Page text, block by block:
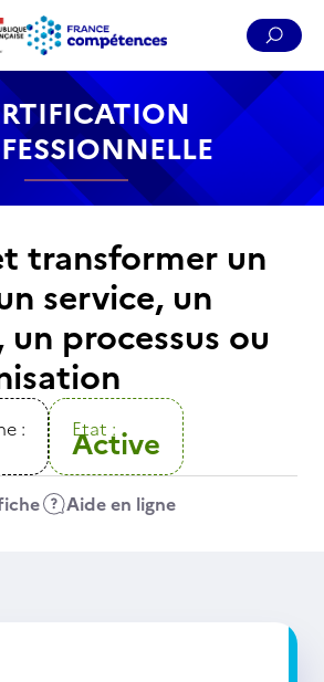
Menu Pied de page
de navigation
transformer un
service, un
processus ou
: Etat :
Active
Aide en ligne